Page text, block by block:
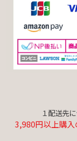
１配送先に
3,980円以上購